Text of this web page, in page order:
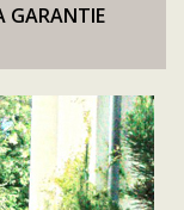
GARANTIE